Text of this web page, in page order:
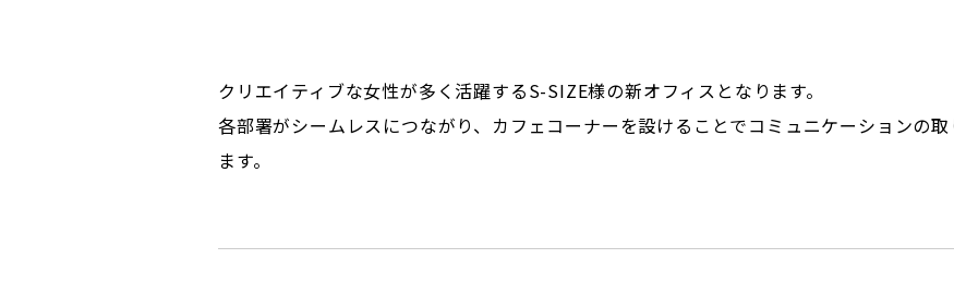
クリエイティブな女性が多く活躍するS-SIZE様の新オフィスとなります。
各部署がシームレスにつながり、カフェコーナーを設けることでコミュニケーションの
ます。